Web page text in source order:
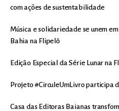
com ações de sustentabilidade
Música e solidariedade se unem
Bahia na Flipelô
Edição Especial da Série Lunar na
Projeto #CirculeUmLivro participa
Casa das Editoras Baianas